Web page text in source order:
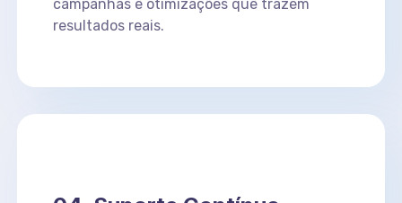
campanhas e otimizações que trazem
resultados reais.